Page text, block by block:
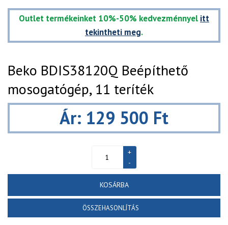
Outlet termékeinket 10%-50% kedvezménnyel itt
tekintheti meg.
Beko BDIS38120Q Beépíthető
mosogatógép, 11 teríték
Ár: 129 500 Ft
KOSÁRBA
ÖSSZEHASONLÍTÁS